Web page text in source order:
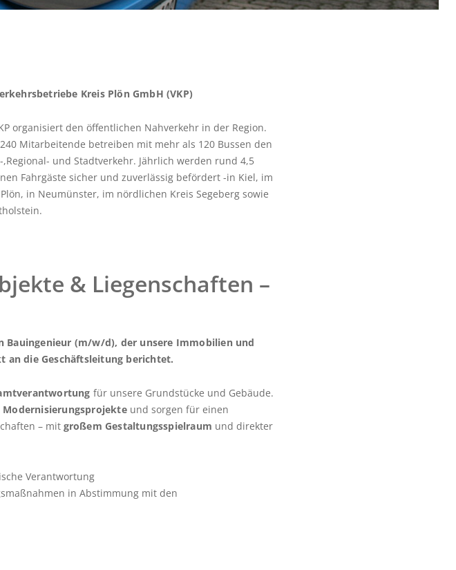
Kreis Plön GmbH (VKP)
organisiert den öffentlichen Nahverkehr in der Region.
Mitarbeitende betreiben mit mehr als 120 Bussen den
,Regional- und Stadtverkehr. Jährlich werden rund 4,5
Fahrgäste sicher und zuverlässig befördert -in Kiel, im
in Neumünster, im nördlichen Kreis Segeberg sowie
& Liegenschaften –
Bauingenieur (m/w/d), der unsere Immobilien und
die Geschäftsleitung berichtet.
für unsere Grundstücke und Gebäude.
Modernisierungsprojekteund sorgen für einen
– mit großem Gestaltungsspielraum und direkter
Verantwortung
in Abstimmung mit den